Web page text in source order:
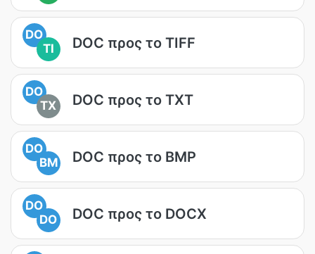
DO
TI
DOC προς το TIFF
DO
TX
DOC προς το TXT
DO
BM
DOC προς το BMP
DO
DO
DOC προς το DOCX